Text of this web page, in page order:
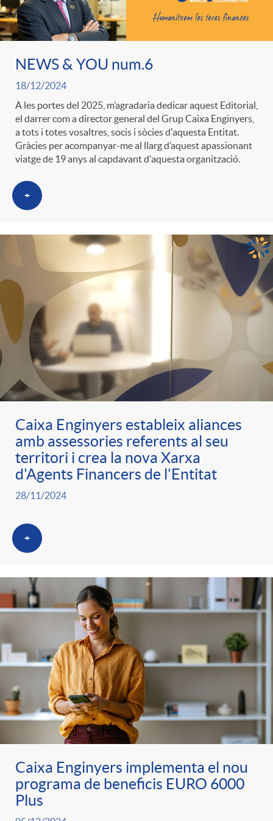
r
a
S
a
l
a
d
p
r
e
n
s
a
ó
p
e
r
c
a
e
g
r
i
e
s
t
e
n
i
d
o
n
c
a
F
i
l
r
o
C
a
t
e
l
c
a
d
o
d
e
c
o
n
t
i
n
g
u
t
s
NEWS & YOU num.6
18/12/2024
A les portes del 2025, m’agradaria dedicar aquest Editorial,
el darrer com a director general del Grup Caixa Enginyers,
a tots i totes vosaltres, socis i sòcies d'aquesta Entitat.
Gràcies per acompanyar-me al llarg d’aquest apassionant
viatge de 19 anys al capdavant d'aquesta organització.
+
Caixa Enginyers estableix aliances
amb assessories referents al seu
territori i crea la nova Xarxa
d'Agents Financers de l'Entitat
28/11/2024
+
Caixa Enginyers implementa el nou
programa de beneficis EURO 6000
Plus